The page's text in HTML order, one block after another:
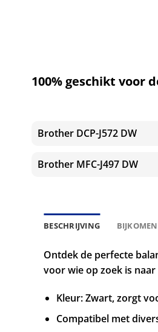
100% geschikt voor
Brother DCP-J572 DW
Brother MFC-J497 DW
BESCHRIJVING
Ontdek de perfecte
voor wie op zoek is
Kleur: Zwart, zorgt
Compatibel met